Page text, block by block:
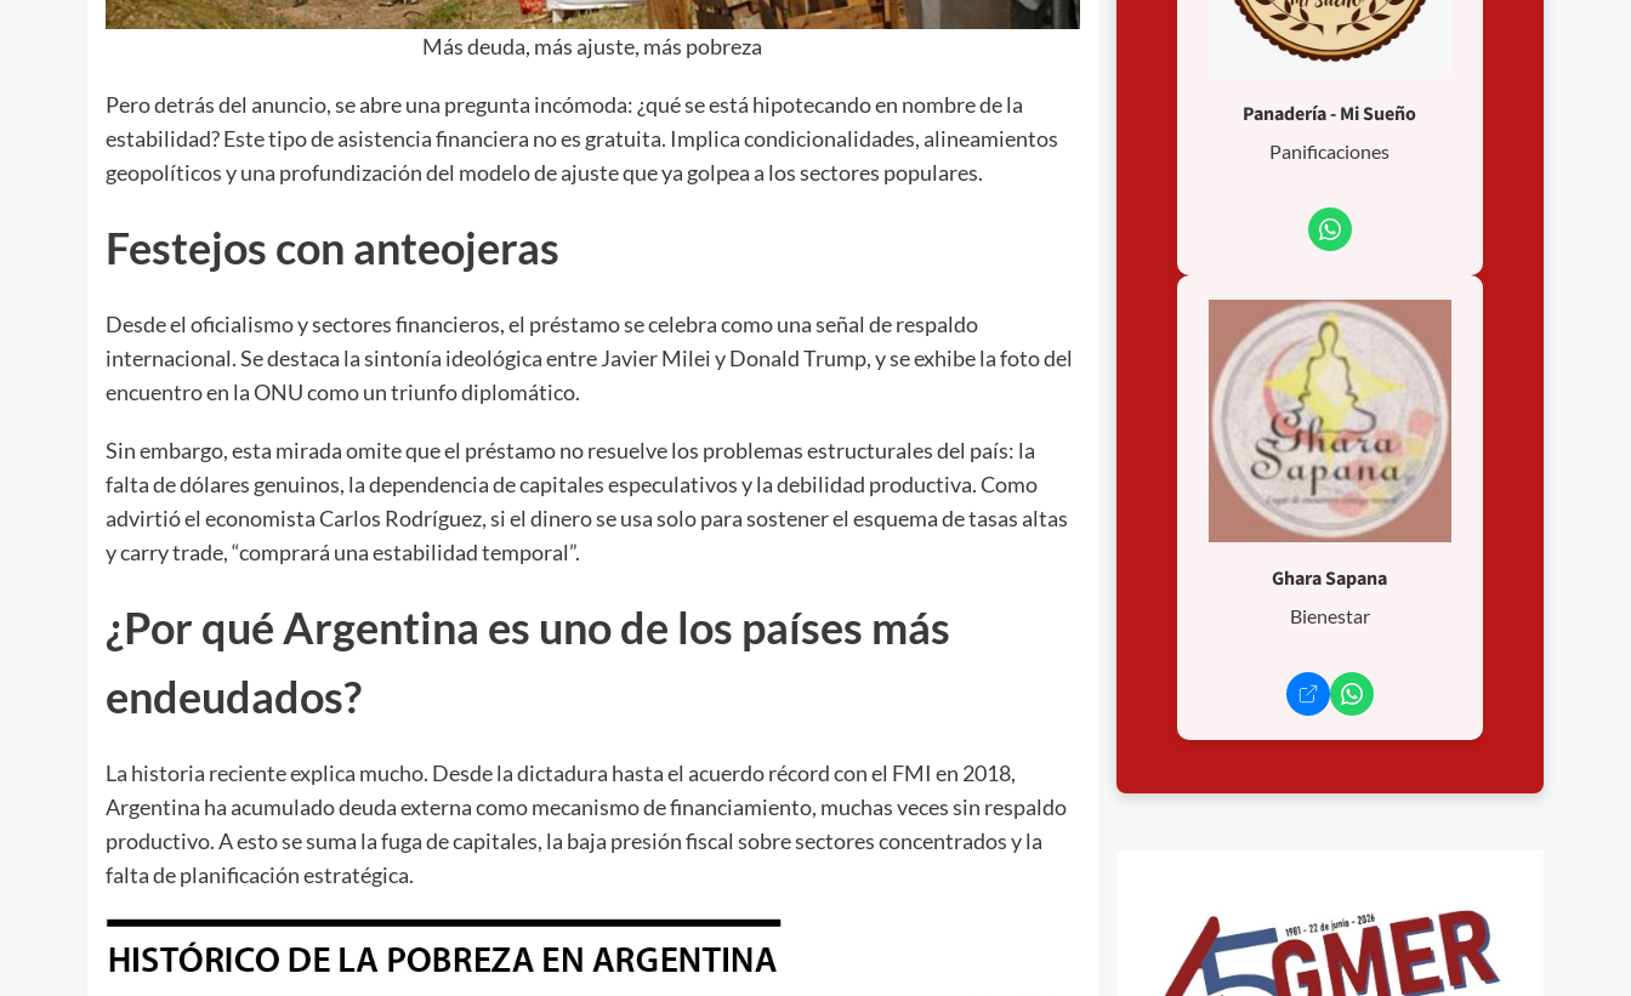
Más deuda, más ajuste, más pobreza
Pero detrás del anuncio, se abre una pregunta incómoda: ¿qué se está hipotecando en nombre de la
estabilidad? Este tipo de asistencia financiera no es gratuita. Implica condicionalidades, alineamientos
geopolíticos y una profundización del modelo de ajuste que ya golpea a los sectores populares.
Festejos con anteojeras
Desde el oficialismo y sectores financieros, el préstamo se celebra como una señal de respaldo
internacional. Se destaca la sintonía ideológica entre Javier Milei y Donald Trump, y se exhibe la foto del
encuentro en la ONU como un triunfo diplomático.
Sin embargo, esta mirada omite que el préstamo no resuelve los problemas estructurales del país: la
falta de dólares genuinos, la dependencia de capitales especulativos y la debilidad productiva. Como
advirtió el economista Carlos Rodríguez, si el dinero se usa solo para sostener el esquema de tasas altas
y carry trade, “comprará una estabilidad temporal”.
¿Por qué Argentina es uno de los países más
endeudados?
La historia reciente explica mucho. Desde la dictadura hasta el acuerdo récord con el FMI en 2018,
Argentina ha acumulado deuda externa como mecanismo de financiamiento, muchas veces sin respaldo
productivo. A esto se suma la fuga de capitales, la baja presión fiscal sobre sectores concentrados y la
falta de planificación estratégica.
Panadería - Mi Sueño
Panificaciones
Ghara Sapana
Bienestar